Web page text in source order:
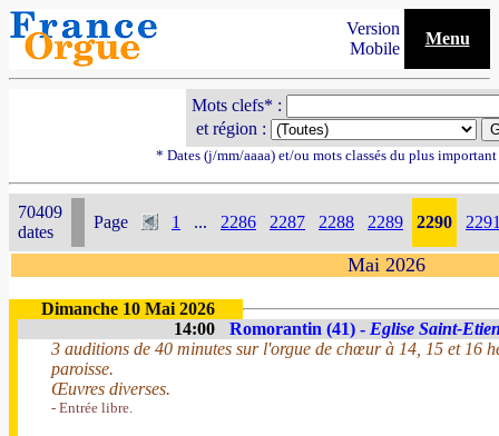
Version
Mobile
Menu
Mots clefs* :
et région :
* Dates (j/mm/aaaa) et/ou mots classés du plus
70409
dates
Page 1 ... 2286 2287 2288 2289 2290
Mai 2026
Dimanche 10 Mai 2026
14:00
Romorantin (41) - Eglise Saint-
3 auditions de 40 minutes sur l'orgue de chœur à 14, 15 et 16
paroisse.
Œuvres diverses.
- Entrée libre.